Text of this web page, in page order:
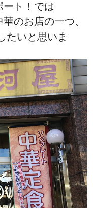
ト！では
のお店の一つ、
たいと思いま